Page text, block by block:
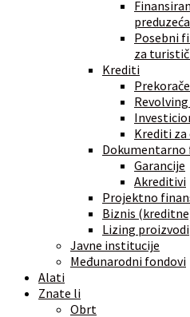
preduzeća
Posebni
za
Krediti
Krediti
Dokumentarno
Garancije
Akreditivi
Projektno
Biznis
Lizing proizvodi
Javne institucije
Međunarodni fondovi
Alati
Znate li
Obrt